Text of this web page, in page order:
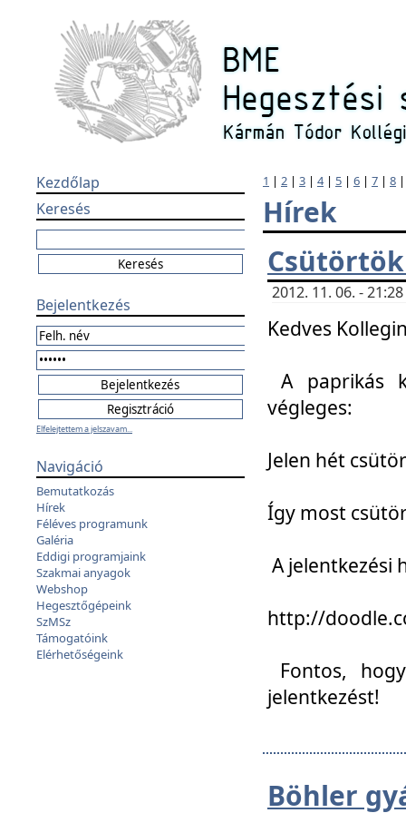
Kezdőlap
Keresés
Bejelentkezés
Elfelejtettem a jelszavam...
Navigáció
Bemutatkozás
Hírek
Féléves programunk
Galéria
Eddigi programjaink
Szakmai anyagok
Webshop
Hegesztőgépeink
SzMSz
Támogatóink
Elérhetőségeink
1 | 2 | 3 | 4| 5 | 6 | 7 | 8
Hírek
2012. 11. 06. -
Kedves
A paprikás
végleges:
Jelen hét
Így most
A jelentkezési
http://
Fontos,
jelentkezést!
Böhler